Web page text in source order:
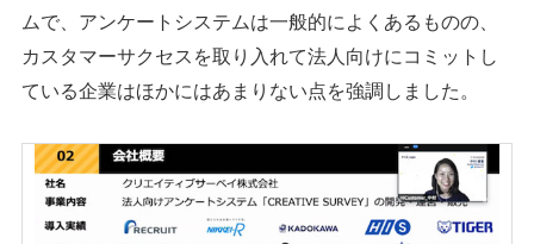
ムで、アンケートシステムは一般的によくあるものの、
カスタマーサクセスを取り入れて法人向けにコミットし
ている企業はほかにはあまりない点を強調しました。